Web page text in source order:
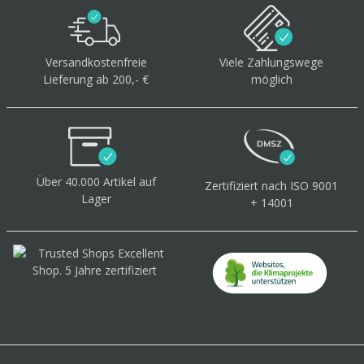
Versandkostenfreie
Lieferung ab 200,- €
Viele Zahlungswege
möglich
Über 40.000 Artikel auf
Lager
Zertifiziert nach ISO 9001
+ 14001